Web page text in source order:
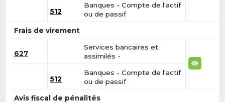
512
Banques - Compte de l'actif
ou de passif
Frais de virement
627
Services bancaires et
assimilés -
512
Banques - Compte de l'actif
ou de passif
Avis fiscal de pénalités